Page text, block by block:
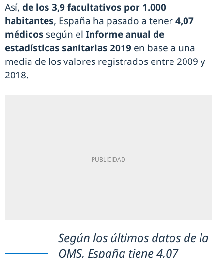
Así, de los 3,9 facultativos por 1.000
habitantes, España ha pasado a tener4,07
médicos según el Informe anual de
estadísticas sanitarias 2019 en base a una
media de los valores registrados entre 2009 y
2018.
Según los últimos datos de la
OMS, España tiene 4,07